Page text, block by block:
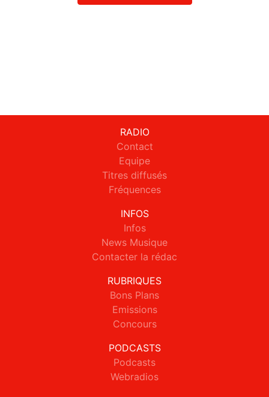
RADIO
Contact
Equipe
Titres diffusés
Fréquences
INFOS
Infos
News Musique
Contacter la rédac
RUBRIQUES
Bons Plans
Emissions
Concours
PODCASTS
Podcasts
Webradios